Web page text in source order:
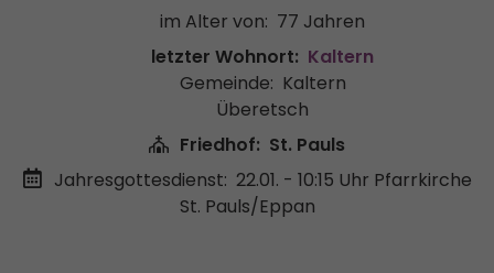
im Alter von: 77 Jahren
letzter Wohnort: Kaltern
Gemeinde: Kaltern
Überetsch
Friedhof: St. Pauls
Jahresgottesdienst: 22.01. - 10:15 Uhr Pfarrkirche
St. Pauls/Eppan